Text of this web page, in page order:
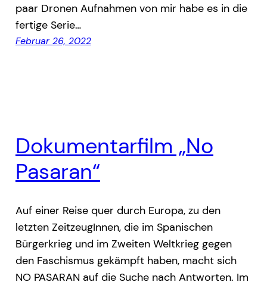
paar Dronen Aufnahmen von mir habe es in die
fertige Serie…
Februar 26, 2022
Dokumentarfilm „No
Pasaran“
Auf einer Reise quer durch Europa, zu den
letzten ZeitzeugInnen, die im Spanischen
Bürgerkrieg und im Zweiten Weltkrieg gegen
den Faschismus gekämpft haben, macht sich
NO PASARAN auf die Suche nach Antworten. Im